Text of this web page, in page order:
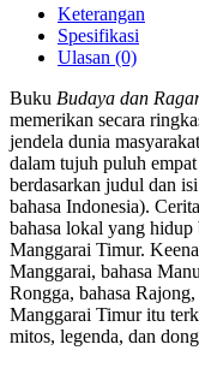
Keterangan
Spesifikasi
Ulasan (0)
Buku Budaya dan
memerikan secara
jendela dunia
dalam tujuh puluh
berdasarkan judul dan
bahasa Indonesia).
bahasa lokal yang
Manggarai Timur.
Manggarai, bahasa
Rongga, bahasa
Manggarai Timur itu
mitos, legenda, dan